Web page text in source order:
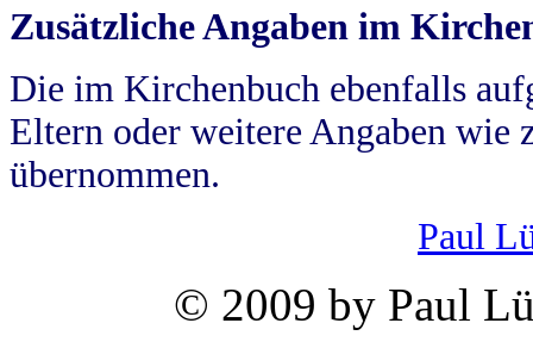
Zusätzliche Angaben im
Die im Kirchenbuch ebenfalls
Eltern oder weitere Angaben wie
übernommen.
Paul
© 2009 by Paul